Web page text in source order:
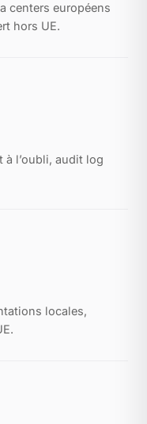
centers européens
hors UE.
l’oubli, audit log
locales,